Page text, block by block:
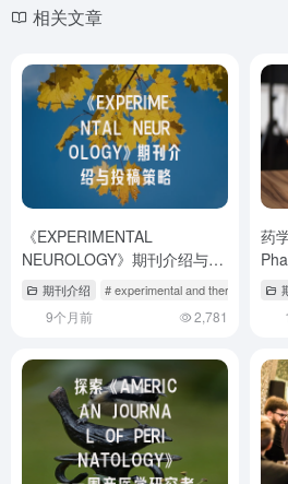
相关文章
《EXPERIMENTAL
NEUROLOGY》期刊介绍与投
稿策略
期刊介绍 # experimental and therapeutic
9个月前 2,781
药
投